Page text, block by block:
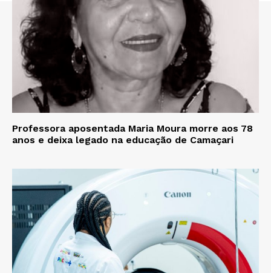
Professora aposentada Maria Moura morre aos 78
anos e deixa legado na educação de Camaçari